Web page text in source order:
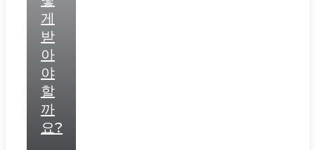
게
받
아
야
할
까
요?